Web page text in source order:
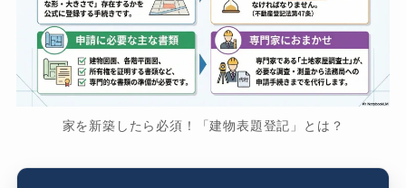
家を新築したら必須！「建物表題登記」とは？